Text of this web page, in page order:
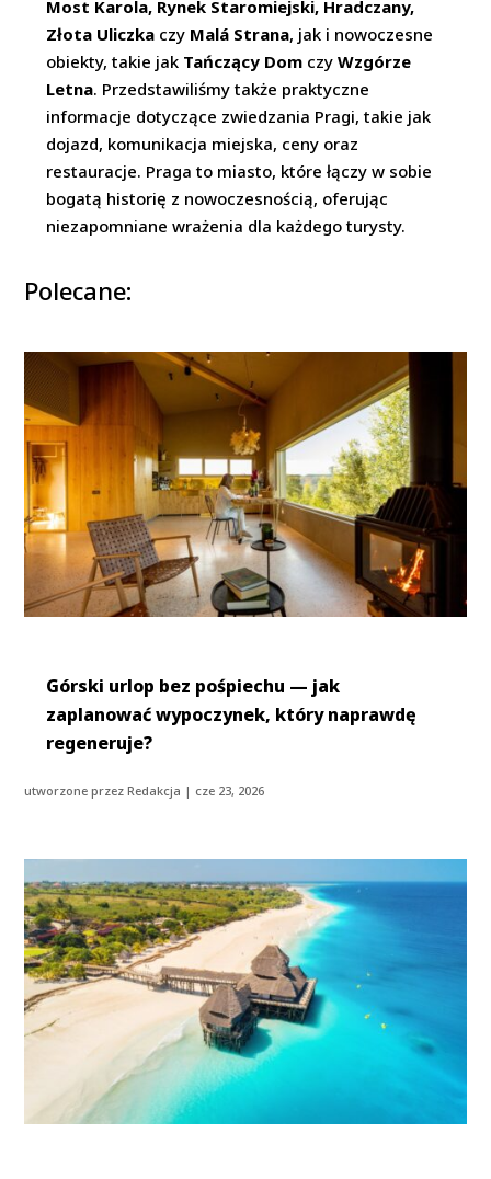
Most Karola, Rynek Staromiejski, Hradczany,
Złota Uliczka czy Malá Strana, jak i nowoczesne
obiekty, takie jak Tańczący Dom czyWzgórze
Letna. Przedstawiliśmy także praktyczne
informacje dotyczące zwiedzania Pragi, takie jak
dojazd, komunikacja miejska, ceny oraz
restauracje. Praga to miasto, które łączy w sobie
bogatą historię z nowoczesnością, oferując
niezapomniane wrażenia dla każdego turysty.
Polecane:
Górski urlop bez pośpiechu — jak
zaplanować wypoczynek, który naprawdę
regeneruje?
utworzone przezRedakcja | cze 23, 2026